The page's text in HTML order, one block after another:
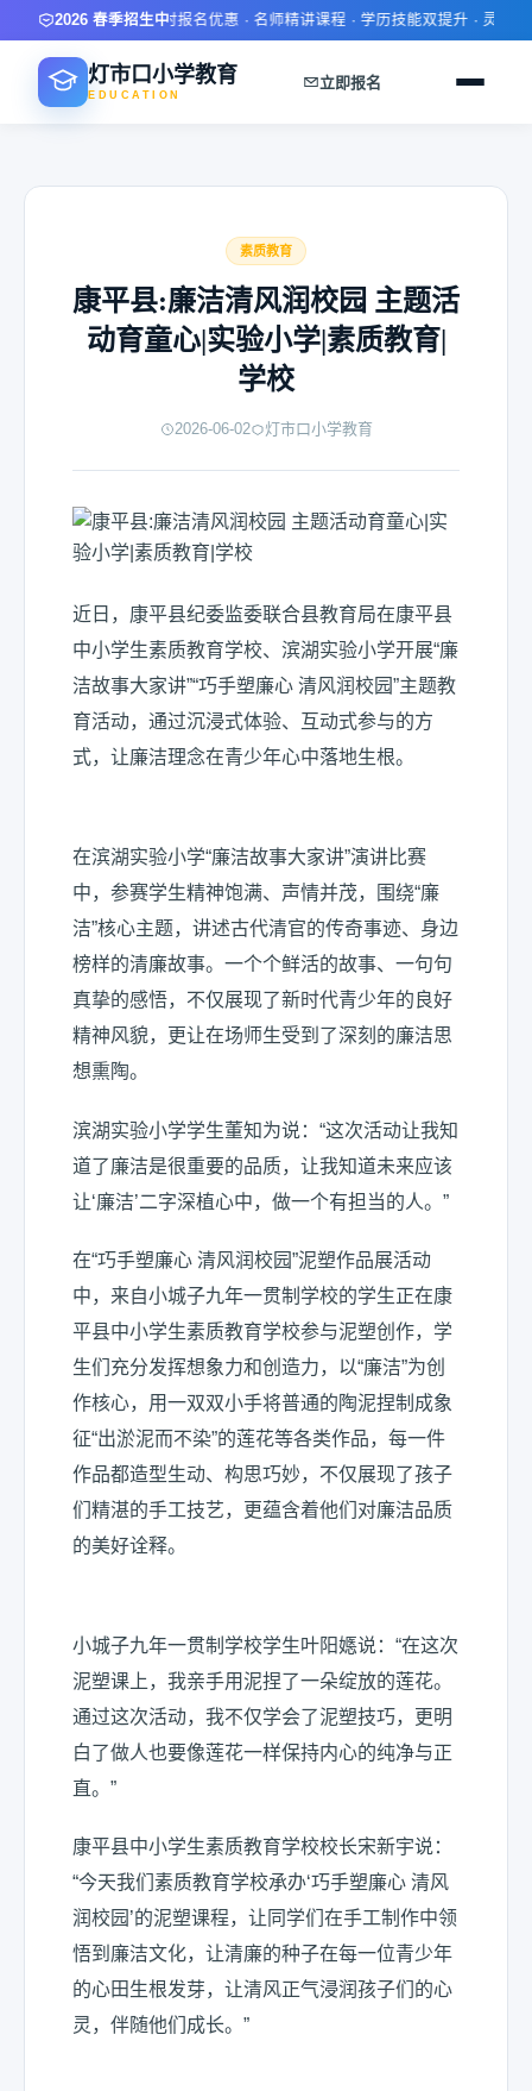
2026 春季招生中限时报名优惠 · 名师精讲课程 · 学历技能双提升 · 灵活
灯市口小学教育
EDUCATION
立即报名
素质教育
康平县:廉洁清风润校园 主题活
动育童心|实验小学|素质教育|
学校
2026-06-02 灯市口小学教育
近日，康平县纪委监委联合县教育局在康平县
中小学生素质教育学校、滨湖实验小学开展“廉
洁故事大家讲”“巧手塑廉心 清风润校园”主题教
育活动，通过沉浸式体验、互动式参与的方
式，让廉洁理念在青少年心中落地生根。
在滨湖实验小学“廉洁故事大家讲”演讲比赛
中，参赛学生精神饱满、声情并茂，围绕“廉
洁”核心主题，讲述古代清官的传奇事迹、身边
榜样的清廉故事。一个个鲜活的故事、一句句
真挚的感悟，不仅展现了新时代青少年的良好
精神风貌，更让在场师生受到了深刻的廉洁思
想熏陶。
滨湖实验小学学生董知为说：“这次活动让我知
道了廉洁是很重要的品质，让我知道未来应该
让‘廉洁’二字深植心中，做一个有担当的人。”
在“巧手塑廉心 清风润校园”泥塑作品展活动
中，来自小城子九年一贯制学校的学生正在康
平县中小学生素质教育学校参与泥塑创作，学
生们充分发挥想象力和创造力，以“廉洁”为创
作核心，用一双双小手将普通的陶泥捏制成象
征“出淤泥而不染”的莲花等各类作品，每一件
作品都造型生动、构思巧妙，不仅展现了孩子
们精湛的手工技艺，更蕴含着他们对廉洁品质
的美好诠释。
小城子九年一贯制学校学生叶阳嫕说：“在这次
泥塑课上，我亲手用泥捏了一朵绽放的莲花。
通过这次活动，我不仅学会了泥塑技巧，更明
白了做人也要像莲花一样保持内心的纯净与正
直。”
康平县中小学生素质教育学校校长宋新宇说：
“今天我们素质教育学校承办‘巧手塑廉心 清风
润校园’的泥塑课程，让同学们在手工制作中领
悟到廉洁文化，让清廉的种子在每一位青少年
的心田生根发芽，让清风正气浸润孩子们的心
灵，伴随他们成长。”